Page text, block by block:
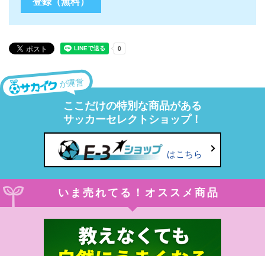
が運営
ここだけの特別な商品がある
サッカーセレクトショップ！
はこちら
いま売れてる！オススメ商品